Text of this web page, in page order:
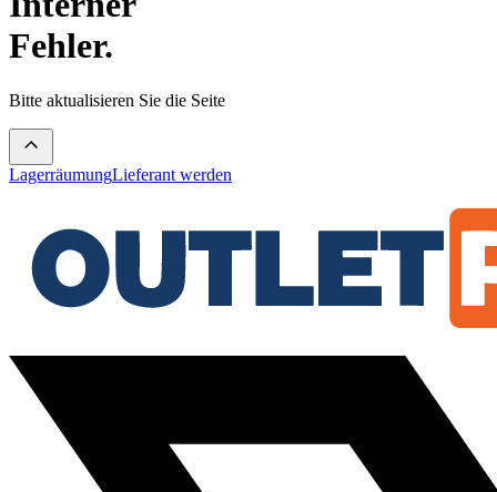
Fehler.
Bitte aktualisieren Sie die Seite
LagerräumungLieferant werden